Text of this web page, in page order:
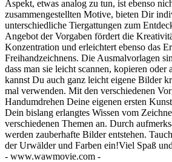
Aspekt, etwas analog zu tun, ist ebenso
zusammengestellten Motive, bieten Dir
unterschiedliche Tiergattungen zum
Angebot der Vorgaben fördert die
Konzentration und erleichtert ebenso das
Freihandzeichnens. Die Ausmalvorlagen
dass man sie leicht scannen, kopieren oder
kannst Du auch ganz leicht eigene Bilder
mal verwenden. Mit den verschiedenen
Handumdrehen Deine eigenen ersten
Dein bislang erlangtes Wissen vom
verschiedenen Themen an. Durch
werden zauberhafte Bilder entstehen.
der Urwälder und Farben ein!Viel Spaß
- www.wawmovie.com -